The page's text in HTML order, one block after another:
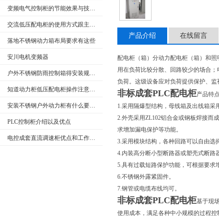
变频电气控制柜的节能效果与技术发展
交流低压配电柜的使用方式跟主要特点
落地不锈钢动力箱布局要求有这些
安川电机变频器
户外不锈钢防雨控制箱得安装规范介绍，大家快来看
知道动力柜低压配电柜操作注意事项很重要
安装不锈钢户外动力柜有什么要求呢
PLC控制柜介绍以及优点
电控成套直流调速柜优点和工作原理
产品介绍 在线留言
配电柜（箱）分动力配电柜（箱）和
用在负荷比较分散、回路较少的场合
负荷。这级设备应对负荷提供保护、监
非标成套PLC配电柜产品特
1.采用隔爆型结构，母线箱及出线箱采
2.外壳采用ZL102铝合金或钢板焊接而
求增加漏电保护等功能。
3.采用模块结构，各种回路可以自由选
4.内装高分断小型断路器或塑壳式断路
5.具有过载短路保护功能，可根据要求
6.不锈钢外露紧固件。
7.钢管或电缆布线均可。
非标成套PLC配电柜基于现
使用成本，满足各种中小规模的过程